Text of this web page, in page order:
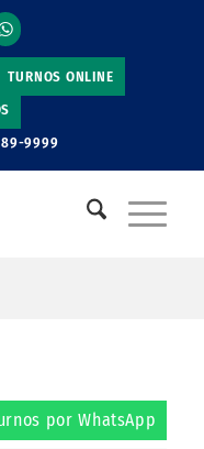
TURNOS ONLINE
9999
por WhatsApp